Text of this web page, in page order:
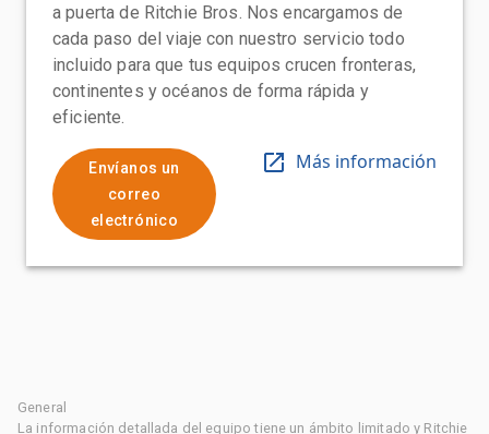
a puerta de Ritchie Bros. Nos encargamos de
cada paso del viaje con nuestro servicio todo
incluido para que tus equipos crucen fronteras,
continentes y océanos de forma rápida y
eficiente.
Envíanos un
correo
electrónico
Más información
General
La información detallada del equipo tiene un ámbito limitado y Ritchie